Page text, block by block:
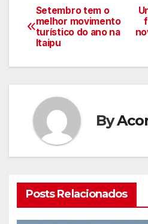
Navegação
de
artigos
Setembro tem o
melhor movimento
turístico do ano na
Itaipu
By
Posts Relacionados